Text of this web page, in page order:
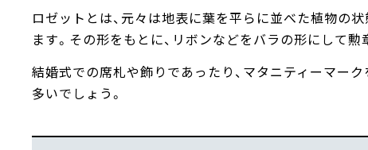
ロゼットとは、元々は地表に葉を平らに並べた植物の
ます。その形をもとに、リボンなどをバラの形にして
結婚式での席札や飾りであったり、マタニティーマー
多いでしょう。